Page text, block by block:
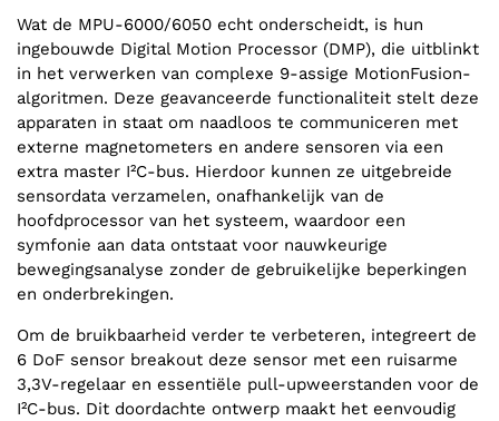
Wat de MPU-6000/6050 echt onderscheidt, is hun
ingebouwde Digital Motion Processor (DMP), die uitblinkt
in het verwerken van complexe 9-assige MotionFusion-
algoritmen. Deze geavanceerde functionaliteit stelt deze
apparaten in staat om naadloos te communiceren met
externe magnetometers en andere sensoren via een
extra master I²C-bus. Hierdoor kunnen ze uitgebreide
sensordata verzamelen, onafhankelijk van de
hoofdprocessor van het systeem, waardoor een
symfonie aan data ontstaat voor nauwkeurige
bewegingsanalyse zonder de gebruikelijke beperkingen
en onderbrekingen.
Om de bruikbaarheid verder te verbeteren, integreert de
6 DoF sensor breakout deze sensor met een ruisarme
3,3V-regelaar en essentiële pull-upweerstanden voor de
I²C-bus. Dit doordachte ontwerp maakt het eenvoudig